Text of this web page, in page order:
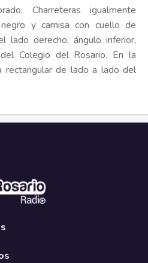
Charreteras igualmente
y camisa con cuello de
lado derecho, ángulo inferior,
Colegio del Rosario. En la
rectangular de lado a lado del